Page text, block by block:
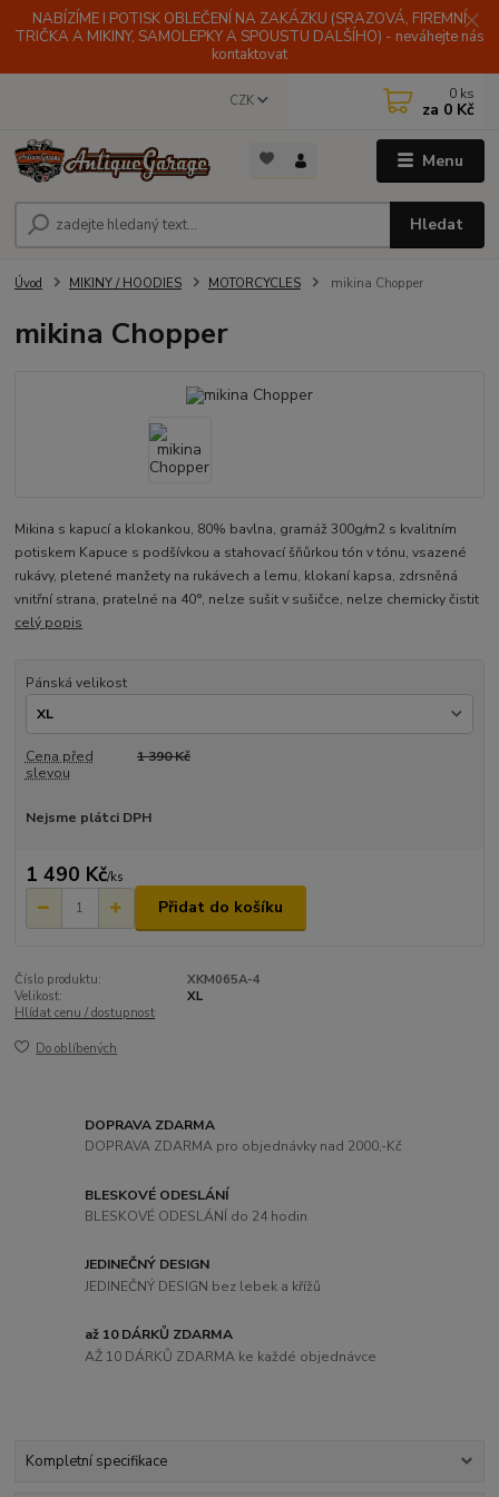
NABÍZÍME I POTISK OBLEČENÍ NA ZAKÁZKU (SRAZOVÁ, FIREMNÍ
TRIČKA A MIKINY, SAMOLEPKY A SPOUSTU DALŠÍHO) - neváhejte nás
kontaktovat
Menu
CZK
Hledat
0 ks
za 0 Kč
Úvod MIKINY / HOODIES MOTORCYCLES mikina Chopper
mikina Chopper
Mikina s kapucí a klokankou, 80% bavlna, gramáž 300g/m2 s kvalitním
potiskem Kapuce s podšívkou a stahovací šňůrkou tón v tónu, vsazené
rukávy, pletené manžety na rukávech a lemu, klokaní kapsa, zdrsněná
vnitřní strana, pratelné na 40°, nelze sušit v sušičce, nelze chemicky čistit
celý popis
Pánská velikost
Cena před
slevou
1 390 Kč
Nejsme plátci DPH
1 490 Kč/ks
Přidat do košíku
Číslo produktu:
XKM065A-4
Velikost:
XL
Hlídat cenu / dostupnost
Do oblíbených
DOPRAVA ZDARMA
DOPRAVA ZDARMA pro objednávky nad 2000,-Kč
BLESKOVÉ ODESLÁNÍ
BLESKOVÉ ODESLÁNÍ do 24 hodin
JEDINEČNÝ DESIGN
JEDINEČNÝ DESIGN bez lebek a křížů
až 10 DÁRKŮ ZDARMA
AŽ 10 DÁRKŮ ZDARMA ke každé objednávce
Kompletní specifikace